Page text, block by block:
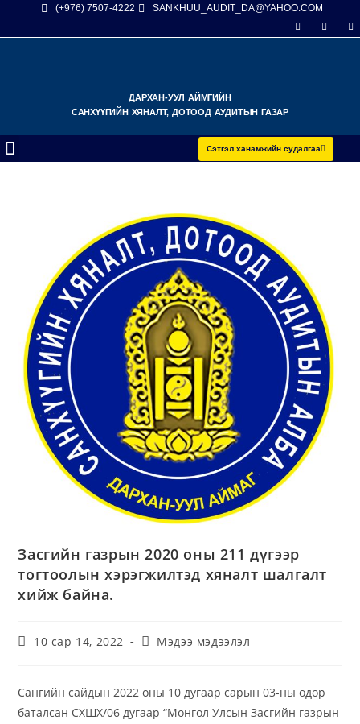
(+976) 7507-4222 SANKHUU_AUDIT_DA@YAHOO.COM
ДАРХАН-УУЛ АЙМГИЙН
САНХҮҮГИЙН ХЯНАЛТ, ДОТООД АУДИТЫН ГАЗАР
Сэтгэл ханамжийн судалгаа
Засгийн газрын 2020 оны 211 дүгээр
тогтоолын хэрэгжилтэд хяналт шалгалт
хийж байна.
10 сар 14, 2022 Мэдээ мэдээлэл
Сангийн сайдын 2022 оны 10 дугаар сарын 03-ны өдөр
баталсан СХШХ/06 дугаар “Монгол Улсын Засгийн газрын